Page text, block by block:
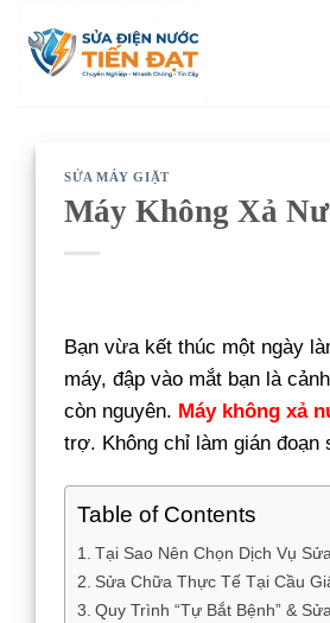
qua
SỬA MÁY GIẶT
Máy Không Xả
Bạn vừa kết thúc một ngày
máy, đập vào mắt bạn là
còn nguyên. Máy không xả
trợ. Không chỉ làm gián
Table of Contents
Tại Sao Nên Chọn Dịch Vụ
Sửa Chữa Thực Tế Tại Cầu
Quy Trình “Tự Bắt Bệnh” &